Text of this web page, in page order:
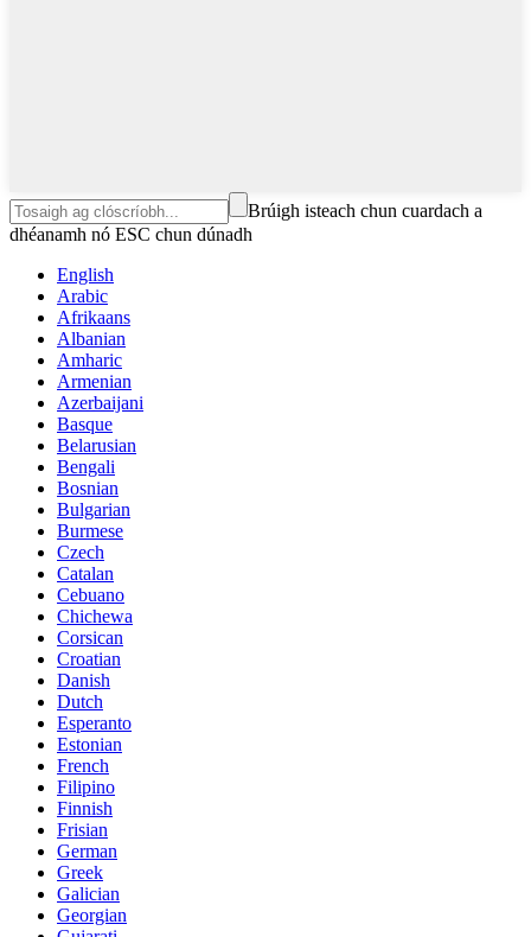
Brúigh isteach chun cuardach a
dhéanamh nó ESC chun dúnadh
English
Arabic
Afrikaans
Albanian
Amharic
Armenian
Azerbaijani
Basque
Belarusian
Bengali
Bosnian
Bulgarian
Burmese
Czech
Catalan
Cebuano
Chichewa
Corsican
Croatian
Danish
Dutch
Esperanto
Estonian
French
Filipino
Finnish
Frisian
German
Greek
Galician
Georgian